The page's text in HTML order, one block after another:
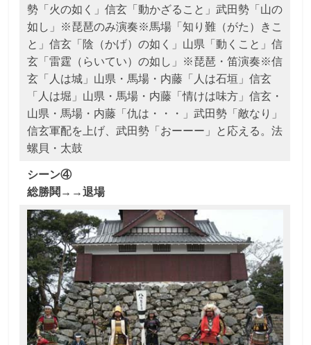
勢「火の如く」信玄「動かざること」武田勢「山の
如し」※琵琶のみ演奏※馬場「知り難（がた）きこ
と」信玄「陰（かげ）の如く」山県「動くこと」信
玄「雷霆（らいてい）の如し」※琵琶・笛演奏※信
玄「人は城」山県・馬場・内藤「人は石垣」信玄
「人は堀」山県・馬場・内藤「情けは味方」信玄・
山県・馬場・内藤「仇は・・・」武田勢「敵なり」
信玄軍配を上げ、武田勢「おーーー」と応える。法
螺貝・太鼓
シーン④
総勝鬨→→退場